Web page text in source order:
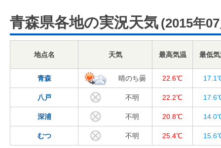
青森県各地の実況天気 (2015年
地点名 天気 最高気温 最低
青森 晴のち曇 22.6℃
八戸 不明 22.2℃
深浦 不明 20.8℃
むつ 不明 25.4℃